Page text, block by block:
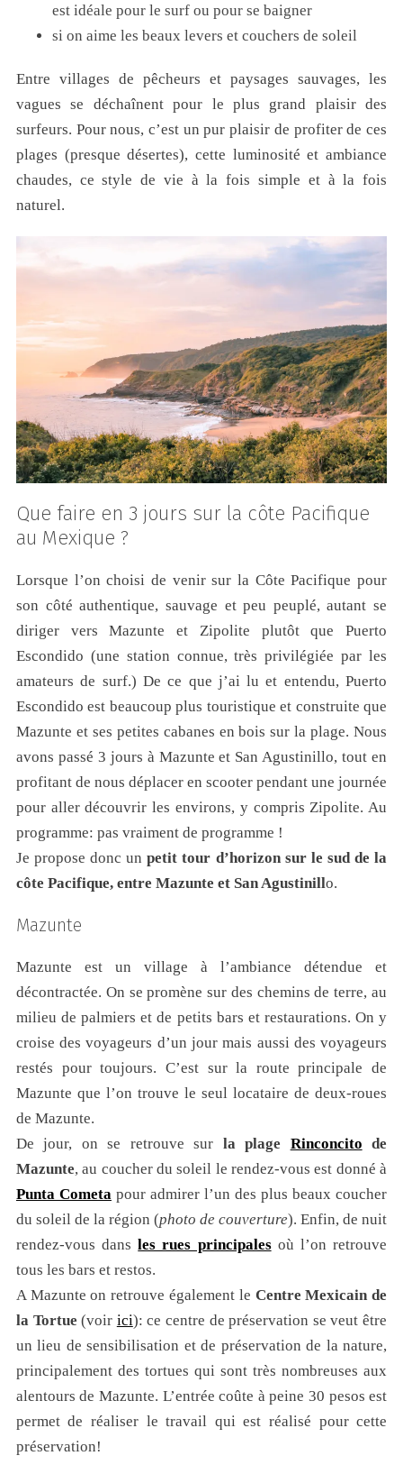
est idéale pour le surf ou pour se baigner
si on aime les beaux levers et couchers de soleil
Entre villages de pêcheurs et paysages sauvages, les
vagues se déchaînent pour le plus grand plaisir des
surfeurs. Pour nous, c’est un pur plaisir de profiter de ces
plages (presque désertes), cette luminosité et ambiance
chaudes, ce style de vie à la fois simple et à la fois
naturel.
Que faire en 3 jours sur la côte Pacifique
au Mexique ?
Lorsque l’on choisi de venir sur la Côte Pacifique pour
son côté authentique, sauvage et peu peuplé, autant se
diriger vers Mazunte et Zipolite plutôt que Puerto
Escondido (une station connue, très privilégiée par les
amateurs de surf.) De ce que j’ai lu et entendu, Puerto
Escondido est beaucoup plus touristique et construite que
Mazunte et ses petites cabanes en bois sur la plage. Nous
avons passé 3 jours à Mazunte et San Agustinillo, tout en
profitant de nous déplacer en scooter pendant une journée
pour aller découvrir les environs, y compris Zipolite. Au
programme: pas vraiment de programme !
Je propose donc unpetit tour d’horizon sur le sud de la
côte Pacifique, entre Mazunte et San Agustinillo.
Mazunte
Mazunte est un village à l’ambiance détendue et
décontractée. On se promène sur des chemins de terre, au
milieu de palmiers et de petits bars et restaurations. On y
croise des voyageurs d’un jour mais aussi des voyageurs
restés pour toujours. C’est sur la route principale de
Mazunte que l’on trouve le seul locataire de deux-roues
de Mazunte.
De jour, on se retrouve sur la plage Rinconcito de
Mazunte, au coucher du soleil le rendez-vous est donné à
Punta Cometapour admirer l’un des plus beaux coucher
du soleil de la région (photo de couverture). Enfin, de nuit
rendez-vous dansles rues principalesoù l’on retrouve
tous les bars et restos.
A Mazunte on retrouve également le Centre Mexicain de
la Tortue (voir ici): ce centre de préservation se veut être
un lieu de sensibilisation et de préservation de la nature,
principalement des tortues qui sont très nombreuses aux
alentours de Mazunte. L’entrée coûte à peine 30 pesos est
permet de réaliser le travail qui est réalisé pour cette
préservation!